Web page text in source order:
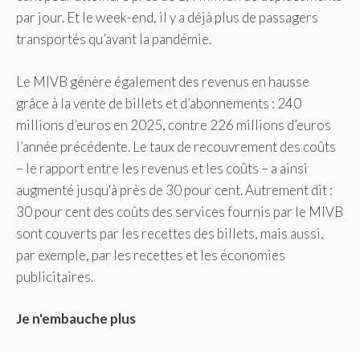
par jour. Et le week-end, il y a déjà plus de passagers
transportés qu’avant la pandémie.
Le MIVB génère également des revenus en hausse
grâce à la vente de billets et d’abonnements : 240
millions d’euros en 2025, contre 226 millions d’euros
l’année précédente. Le taux de recouvrement des coûts
– le rapport entre les revenus et les coûts – a ainsi
augmenté jusqu'à près de 30 pour cent. Autrement dit :
30 pour cent des coûts des services fournis par le MIVB
sont couverts par les recettes des billets, mais aussi,
par exemple, par les recettes et les économies
publicitaires.
Je n'embauche plus